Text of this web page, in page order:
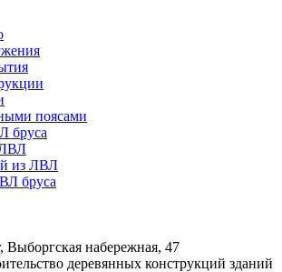
поясами
бруса
ЛВЛ
из ЛВЛ
бруса
Выборгская набережная, 47
деревянных конструкций зданий